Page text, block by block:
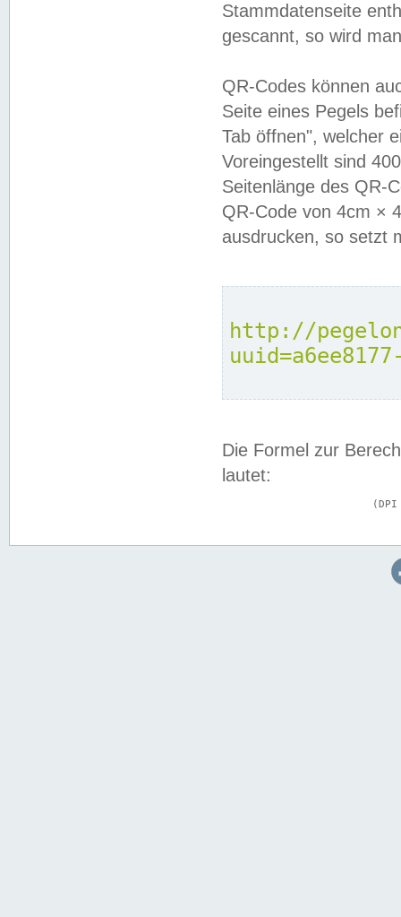
Stammdatenseite
gescannt, so wird
QR-Codes können
Seite eines Pegels
Tab öffnen", welcher
Voreingestellt sind
Seitenlänge des QR-
QR-Code von 4cm ×
ausdrucken, so setzt
http://
Die Formel zur
lautet: